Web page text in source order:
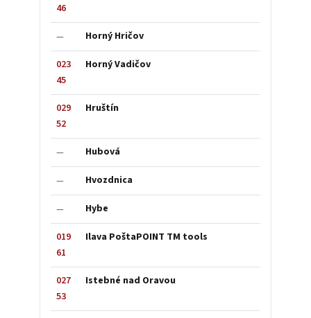
46
— Horný Hričov
023
45
Horný Vadičov
029
52
Hruštín
— Hubová
— Hvozdnica
— Hybe
019
61
Ilava PoštaPOINT TM tools
027
53
Istebné nad Oravou